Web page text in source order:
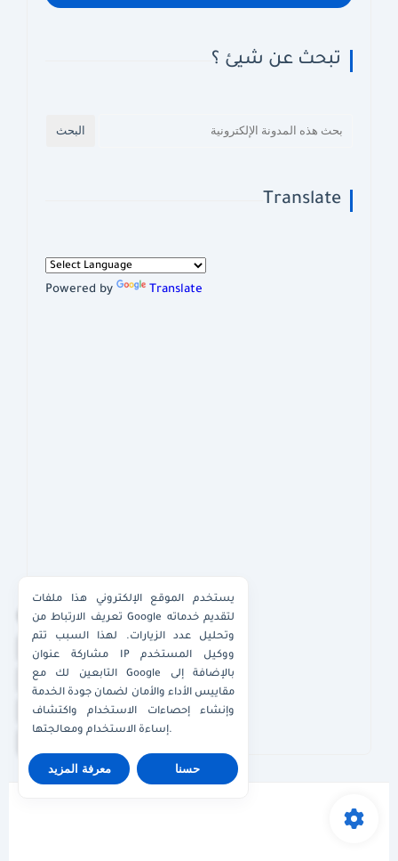
واتساب الكويت
واتساب قطر
واتساب عُمان
واتساب الإمارات
تبحث عن شيئ ؟
Translate
Powered by Translate
يستخدم الموقع الإلكتروني هذا ملفات
تعريف الارتباط من Google لتقديم خدماته
وتحليل عدد الزيارات. لهذا السبب تتم
مشاركة عنوان IP ووكيل المستخدم
التابعين لك مع Google بالإضافة إلى
مقاييس الأداء والأمان لضمان جودة الخدمة
وإنشاء إحصاءات الاستخدام واكتشاف
إساءة الاستخدام ومعالجتها.
معرفة المزيد حسنا